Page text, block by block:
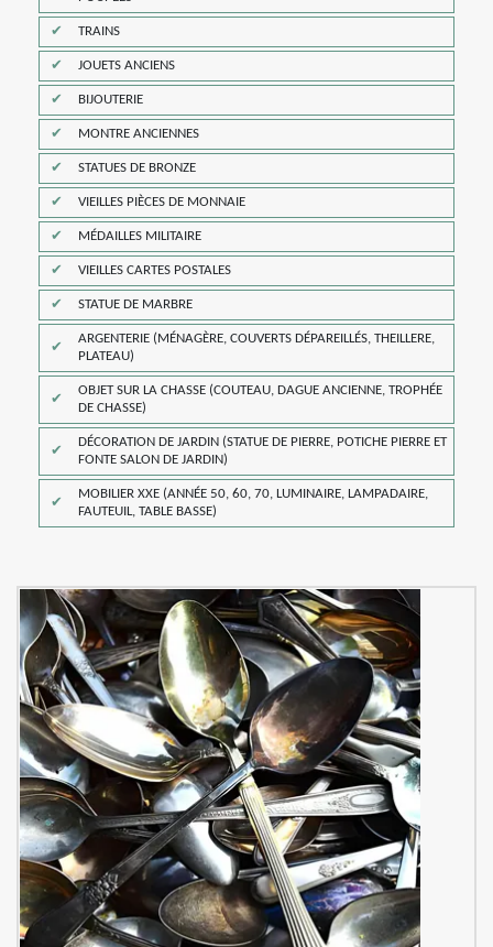
TRAINS
JOUETS ANCIENS
BIJOUTERIE
MONTRE ANCIENNES
STATUES DE BRONZE
VIEILLES PIÈCES DE MONNAIE
MÉDAILLES MILITAIRE
VIEILLES CARTES POSTALES
STATUE DE MARBRE
ARGENTERIE (MÉNAGÈRE, COUVERTS DÉPAREILLÉS, THEILLERE,
PLATEAU)
OBJET SUR LA CHASSE (COUTEAU, DAGUE ANCIENNE, TROPHÉE
DE CHASSE)
DÉCORATION DE JARDIN (STATUE DE PIERRE, POTICHE PIERRE ET
FONTE SALON DE JARDIN)
MOBILIER XXE (ANNÉE 50, 60, 70, LUMINAIRE, LAMPADAIRE,
FAUTEUIL, TABLE BASSE)